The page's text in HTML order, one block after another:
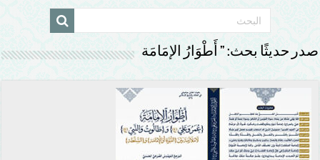
صدر حديثًا بحث: ” أَطْوَارُ الإمَامَة